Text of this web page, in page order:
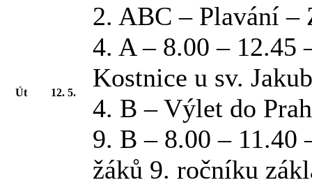
Út 12. 5.
2. ABC – Plavání –
4. A – 8.00 – 12.45
Kostnice u sv.
4. B – Výlet do
9. B – 8.00 –
žáků 9. ročníku